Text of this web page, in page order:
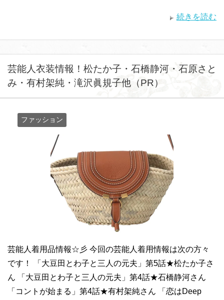
続きを読む
芸能人衣装情報！松たか子・石橋静河・石原さと
み・有村架純・滝沢眞規子他（PR）
ファッション
芸能人着用品情報☆彡 今回の芸能人着用情報は次の方々
です！ 「大豆田とわ子と三人の元夫」第5話★松たか子さ
ん 「大豆田とわ子と三人の元夫」第4話★石橋静河さん
「コントが始まる」第4話★有村架純さん 「恋はDeep